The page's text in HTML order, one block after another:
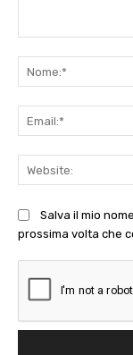
Salva il mio
prossima volta che